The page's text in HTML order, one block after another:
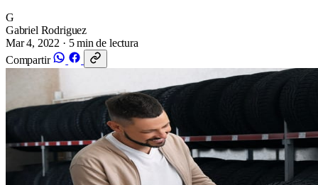
G
Gabriel Rodriguez
Mar 4, 2022 · 5 min de lectura
Compartir